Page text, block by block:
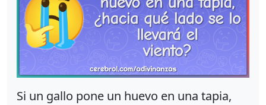
Si un gallo pone un huevo en una tapia,